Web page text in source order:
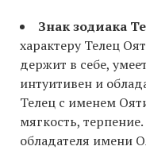
Знак зодиака
характеру Телец
держит в себе,
интуитивен и
Телец с именем
мягкость,
обладателя имени